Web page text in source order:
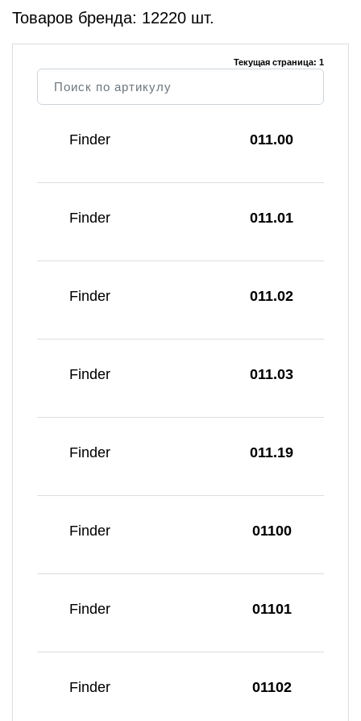
Товаров бренда: 12220 шт.
Текущая страница: 1
Finder 011.00
Finder 011.01
Finder 011.02
Finder 011.03
Finder 011.19
Finder 01100
Finder 01101
Finder 01102